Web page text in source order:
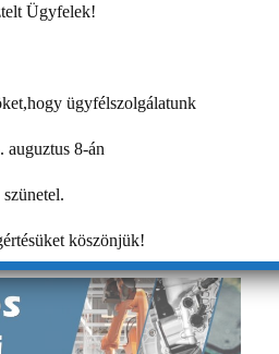
Ügyfelek!
ügyfélszolgálatunk
auguztus 8-án
szünetel.
köszönjük!